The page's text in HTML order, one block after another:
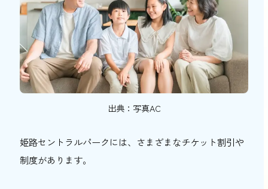
出典：写真AC
姫路セントラルパークには、さまざまなチケット割引や
制度があります。